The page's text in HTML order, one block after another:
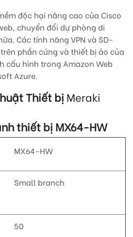
độc hại nâng cao của Cisco
chuyển đổi dự phòng di
Các tính năng VPN và SD-
phần cứng và thiết bị ảo của
cấu hình trong Amazon Web
Azure.
Thiết bị Meraki
thiết bị MX64-HW
MX64-HW
Small branch
50